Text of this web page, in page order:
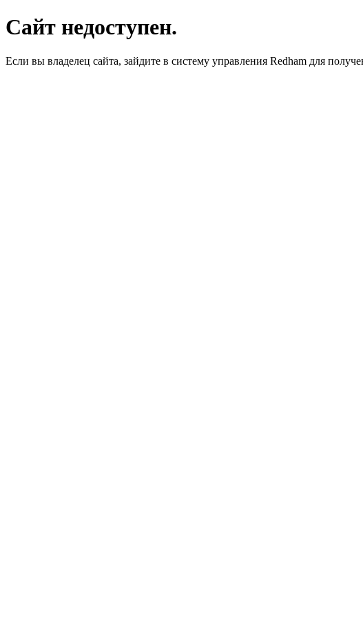
Сайт недоступен.
Если вы владелец сайта, зайдите в систему управления Redham для